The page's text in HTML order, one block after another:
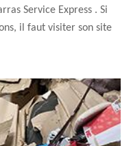
Service Express . Si
il faut visiter son site